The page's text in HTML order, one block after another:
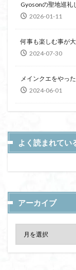
Gyosonの聖地巡礼
2026-01-11
何事も楽しむ事が
2024-07-30
メインクエをやっ
2024-06-01
よく読まれてい
アーカイブ